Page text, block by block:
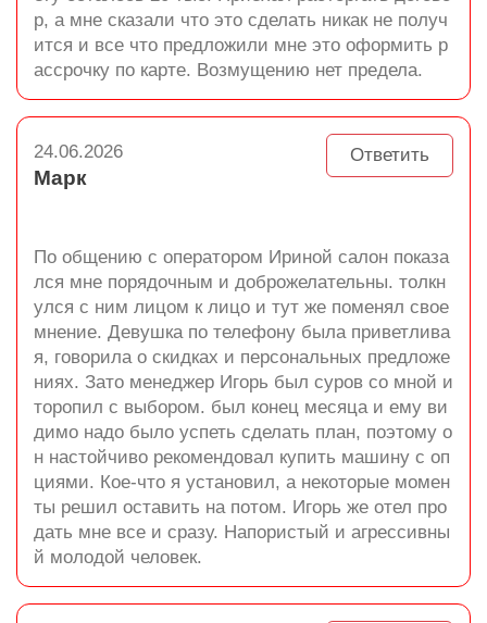
р, а мне сказали что это сделать никак не получ
ится и все что предложили мне это оформить р
ассрочку по карте. Возмущению нет предела.
Ответить
24.06.2026
Марк
По общению с оператором Ириной салон показа
лся мне порядочным и доброжелательны. толкн
улся с ним лицом к лицо и тут же поменял свое
мнение. Девушка по телефону была приветлива
я, говорила о скидках и персональных предложе
ниях. Зато менеджер Игорь был суров со мной и
торопил с выбором. был конец месяца и ему ви
димо надо было успеть сделать план, поэтому о
н настойчиво рекомендовал купить машину с оп
циями. Кое-что я установил, а некоторые момен
ты решил оставить на потом. Игорь же отел про
дать мне все и сразу. Напористый и агрессивны
й молодой человек.